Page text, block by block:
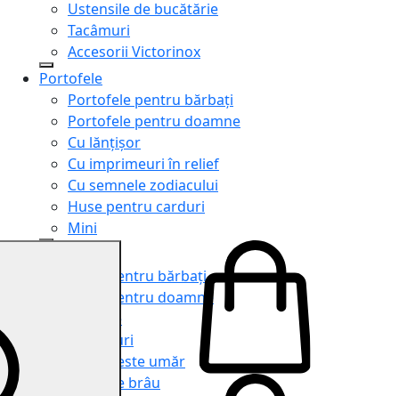
Ustensile de bucătărie
Tacâmuri
Accesorii Victorinox
Portofele
Portofele pentru bărbați
Portofele pentru doamne
Cu lănțișor
Cu imprimeuri în relief
Cu semnele zodiacului
Huse pentru carduri
Mini
Genți pentru bărbați
Genți pentru doamne
Serviete
Rucsacuri
Genți peste umăr
Genți de brâu